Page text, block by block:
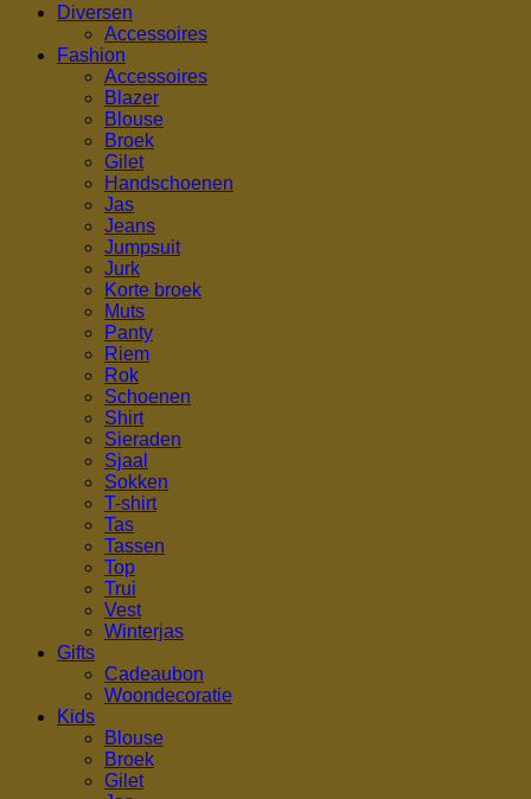
Diversen
Accessoires
Fashion
Accessoires
Blazer
Blouse
Broek
Gilet
Handschoenen
Jas
Jeans
Jumpsuit
Jurk
Korte broek
Muts
Panty
Riem
Rok
Schoenen
Shirt
Sieraden
Sjaal
Sokken
T-shirt
Tas
Tassen
Top
Trui
Vest
Winterjas
Gifts
Cadeaubon
Woondecoratie
Kids
Blouse
Broek
Gilet